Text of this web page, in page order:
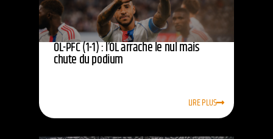
OL-PFC (1-1) : l’OL arrache le nul mais
chute du podium
LIRE PLUS